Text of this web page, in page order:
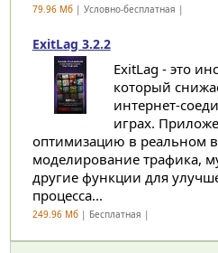
79.96 Мб| Условно-бесплатная |
ExitLag 3.2.2
ExitLag - это
который
интернет-
играх.
оптимизацию в реальном
моделирование трафика,
другие функции для
процесса...
249.96 Мб| Бесплатная |